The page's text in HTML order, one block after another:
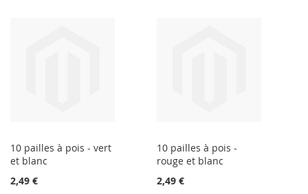
10 pailles à pois - vert
et blanc
2,49 €
10 pailles à pois -
rouge et blanc
2,49 €